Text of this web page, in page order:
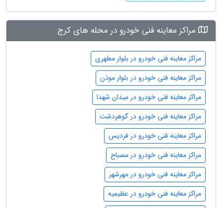
مراکز معاینه فنی خودرو در محله های کرج
مراکز معاینه فنی خودرو در بلوار مطهری
مراکز معاینه فنی خودرو در بلوار موذن
مراکز معاینه فنی خودرو در میدان شهدا
مراکز معاینه فنی خودرو در گوهردشت
مراکز معاینه فنی خودرو در فردیس
مراکز معاینه فنی خودرو در مصباح
مراکز معاینه فنی خودرو در مهرشهر
مراکز معاینه فنی خودرو در عظیمیه